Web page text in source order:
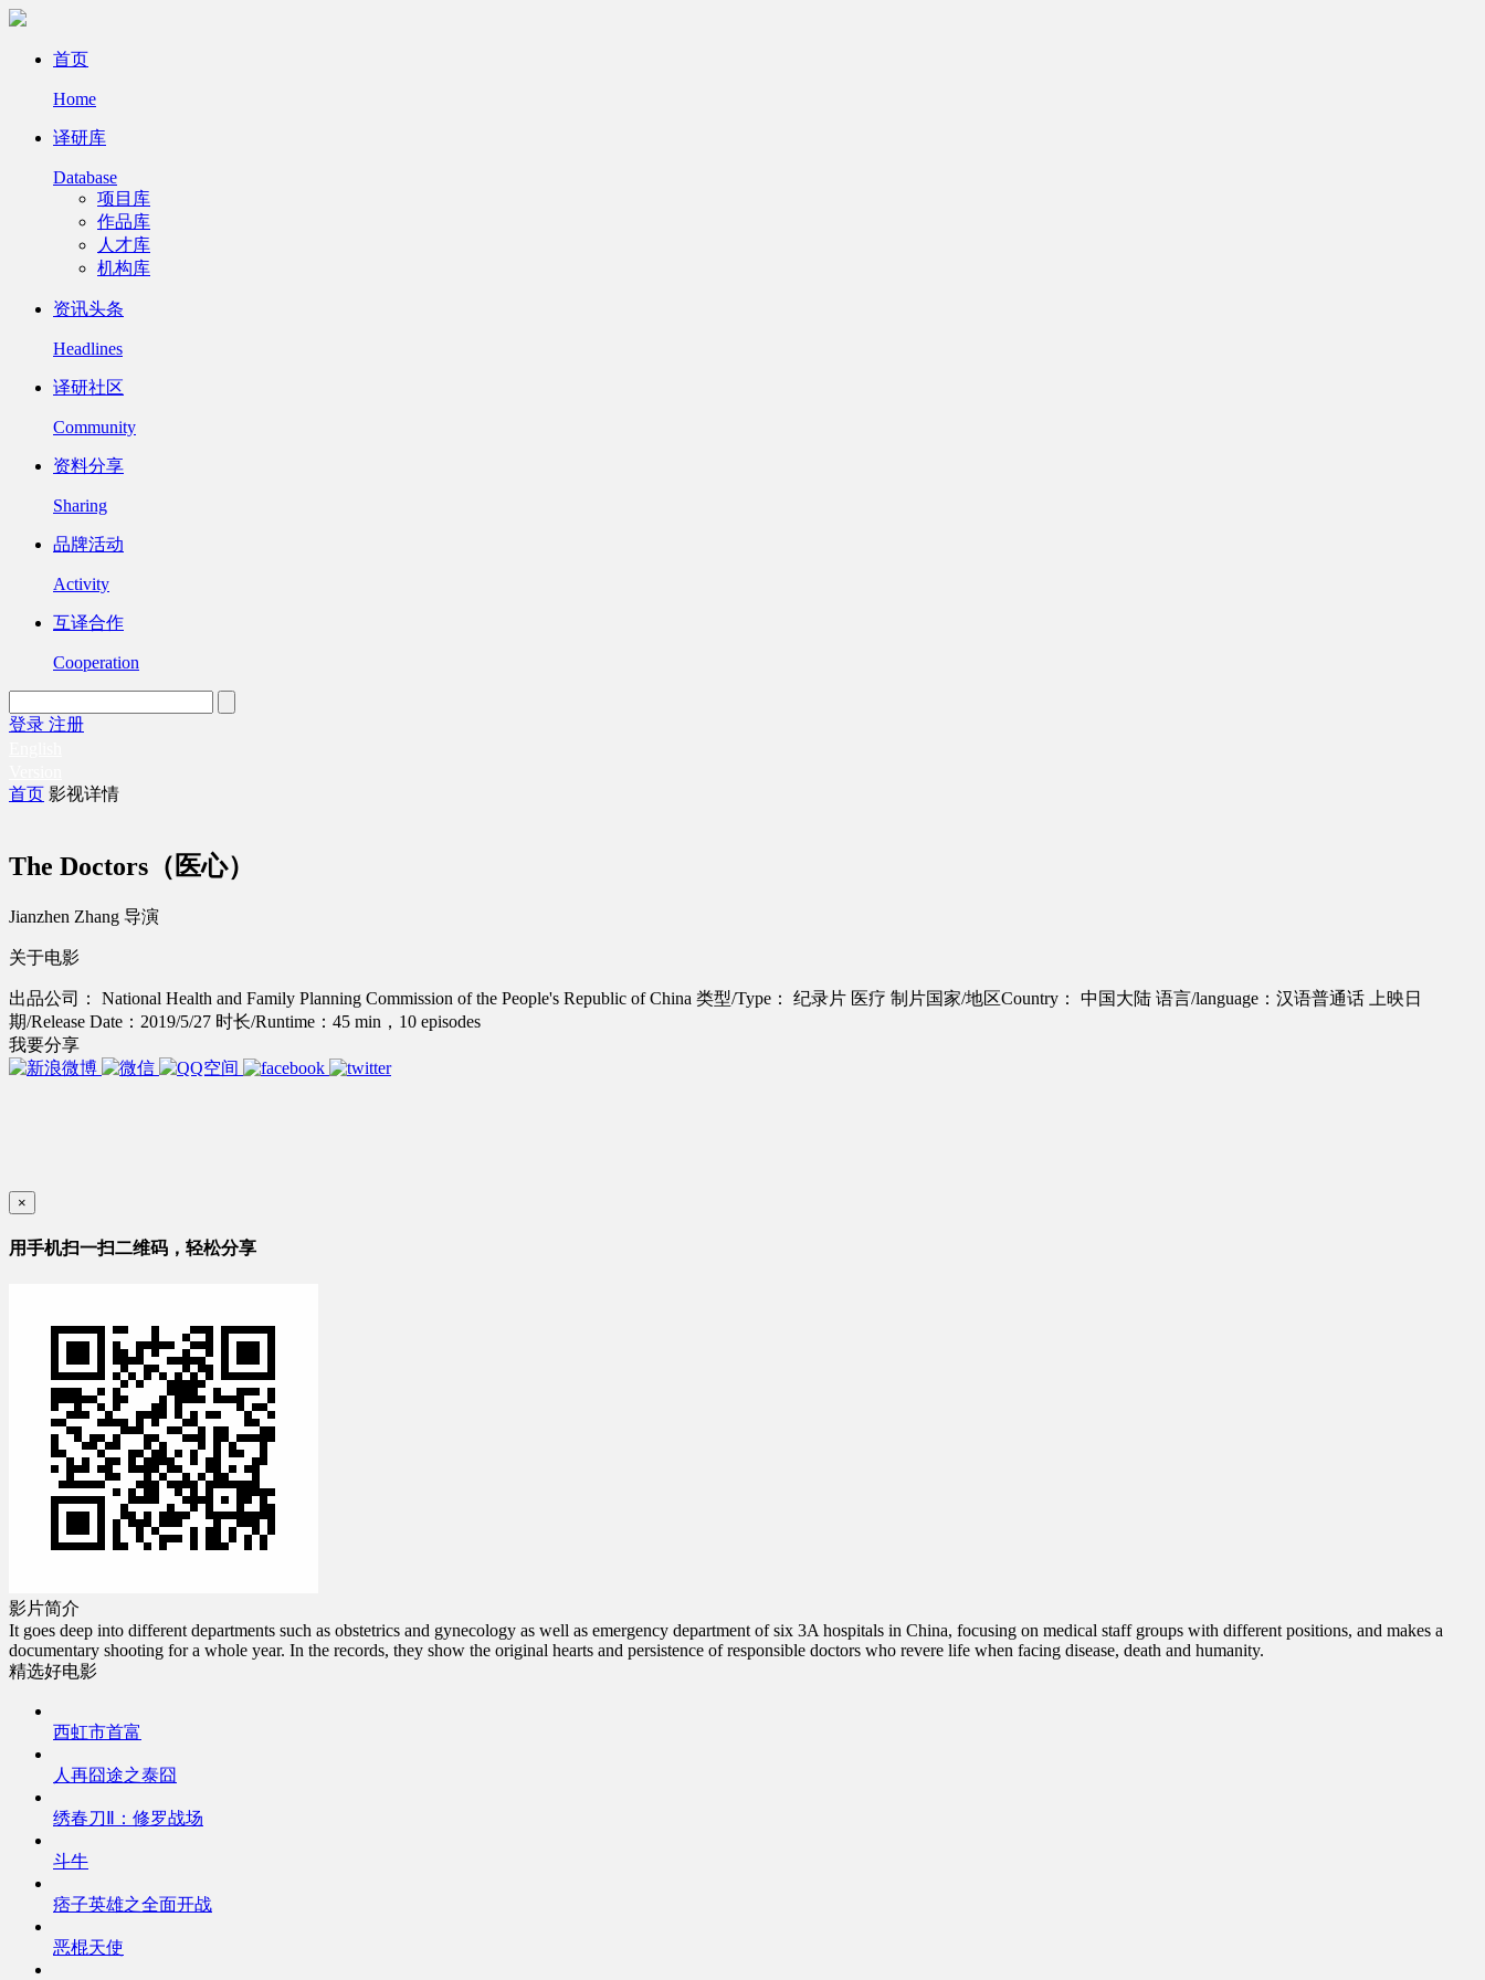
首页
Home
译研库
Database
项目库
作品库
人才库
机构库
资讯头条
Headlines
译研社区
Community
资料分享
Sharing
品牌活动
Activity
互译合作
Cooperation
登录 注册
首页 影视详情
The Doctors（医心）
Jianzhen Zhang 导演
关于电影
出品公司： National Health and Family Planning Commission of the People's Republic of China 类型/Type： 纪录片 医疗 制片国家/地区Country： 中国大陆 语言/language：汉语普通话
上映日
期/Release Date：2019/5/27 时长/Runtime：45 min，10 episodes
我要分享
×
用手机扫一扫二维码，轻松分享
影片简介
It goes deep into different departments such as obstetrics and gynecology as well as emergency department of six 3A hospitals in China, focusing on medical staff groups with different positions, and makes a
documentary shooting for a whole year. In the records, they show the original hearts and persistence of responsible doctors who revere life when facing disease, death and humanity.
精选好电影
西虹市首富
人再囧途之泰囧
绣春刀Ⅱ：修罗战场
斗牛
痞子英雄之全面开战
恶棍天使